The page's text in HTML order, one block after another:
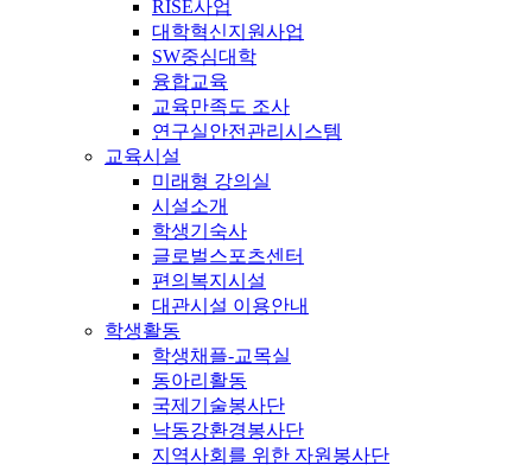
RISE사업
대학혁신지원사업
SW중심대학
융합교육
교육만족도 조사
연구실안전관리시스템
교육시설
미래형 강의실
시설소개
학생기숙사
글로벌스포츠센터
편의복지시설
대관시설 이용안내
학생활동
학생채플-교목실
동아리활동
국제기술봉사단
낙동강환경봉사단
지역사회를 위한 자원봉사단